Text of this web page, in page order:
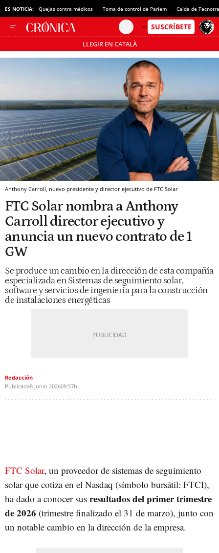
ES NOTICIA: Quejas contra médicos Toma de control de Parlem Caída de
LLEGIR EN CATALÀ
Pásate al MODO AHORRO
Anthony Carroll, nuevo presidente y director ejecutivo de FTC Solar
FTC Solar nombra a Anthony
Carroll director ejecutivo y
anuncia un nuevo contrato de 1
GW
Se produce un cambio en la dirección de esta compañía
especializada en Sistemas de seguimiento solar,
software y servicios de ingeniería para la construcción
de instalaciones energéticas
Redacción
Publicada8 junio 202609:57h
FTC Solar, un proveedor de sistemas de seguimiento
solar que cotiza en el Nasdaq (símbolo bursátil: FTCI),
ha dado a conocer sus resultados del primer trimestre
de 2026 (trimestre finalizado el 31 de marzo), junto con
un notable cambio en la dirección de la empresa.